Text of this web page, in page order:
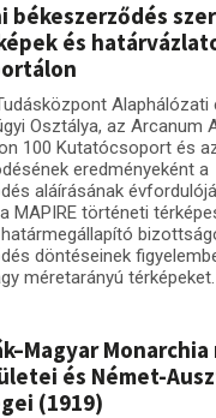
békeszerződés
és
Alaphálózati
Osztálya, az Arcanum
100 Kutatócsoport és
eredményeként a
aláírásának
MAPIRE történeti
döntéseinek
méretarányú térképeket.
és Német-
(1919)